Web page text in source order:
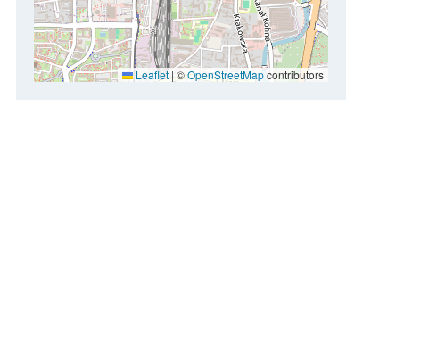
Leaflet| ©OpenStreetMapcontributors